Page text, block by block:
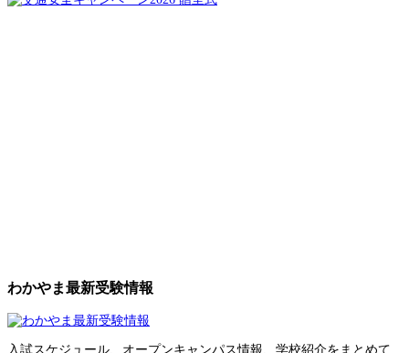
わかやま最新受験情報
入試スケジュール、オープンキャンパス情報、学校紹介をまとめて